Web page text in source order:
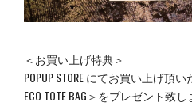
＜お買い上げ特典＞
POPUP STORE にてお買い上げ頂
ECO TOTE BAG＞をプレゼント致し